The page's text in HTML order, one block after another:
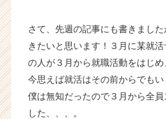
長
企
業
か
ス
さて、先週の記事にも書きまし
きたいと思います！３月に某就
の人が３月から就職活動をはじめ
今思えば就活はその前からでもい
僕は無知だったので３月から全
した、、、。